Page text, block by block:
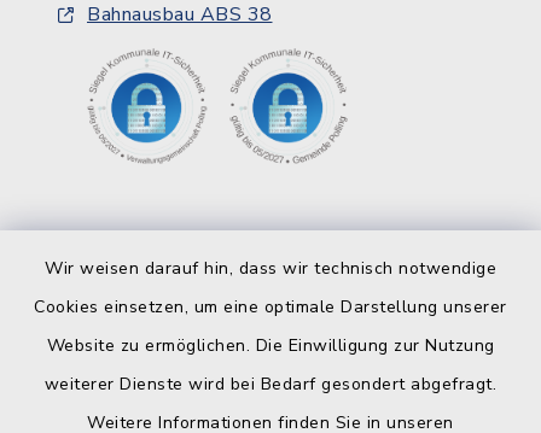
Wir weisen darauf hin, dass wir technisch notwendige
Cookies einsetzen, um eine optimale Darstellung unserer
Website zu ermöglichen. Die Einwilligung zur Nutzung
weiterer Dienste wird bei Bedarf gesondert abgefragt.
Weitere Informationen finden Sie in unseren
Bahnausbau ABS 38